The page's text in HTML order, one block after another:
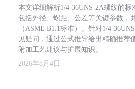
本文详细解析1/4-36UNS-2A螺纹的标
包括外径、螺距、公差等关键参数，
（ASME B1.1标准）。针对1/4-
见疑问，通过公式推导给出精确推荐
附加工艺建议与扩展知识。
2026年8月4日